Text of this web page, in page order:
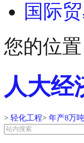
国际
您的位置
人大经
> 轻化工程> 年产8万